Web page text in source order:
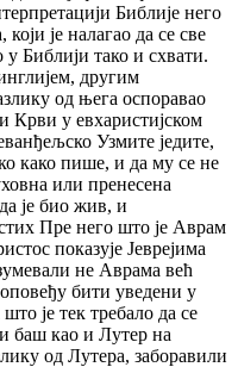
Библије него
је налагао да се све
Библији тако и схвати.
другим
од њега оспоравао
Крви у евхаристијском
Узмите једите,
како пише, и да му се не
или пренесена
је био жив, и
Пре него што је Аврам
показује Јеврејима
не Аврама већ
бити уведени у
је тек требало да се
баш као и Лутер на
од Лутера, заборавили